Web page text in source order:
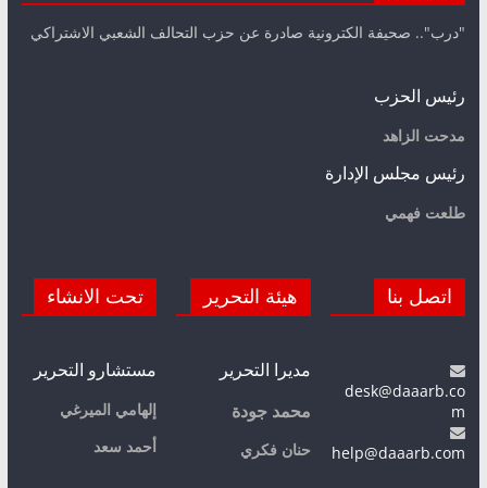
"درب".. صحيفة الكترونية صادرة عن حزب التحالف الشعبي الاشتراكي
رئيس الحزب
مدحت الزاهد
رئيس مجلس الإدارة
طلعت فهمي
اتصل بنا
desk@daaarb.co
m
help@daaarb.com
هيئة التحرير
مديرا التحرير
محمد جودة
حنان فكري
تحت الانشاء
مستشارو التحرير
إلهامي الميرغي
أحمد سعد